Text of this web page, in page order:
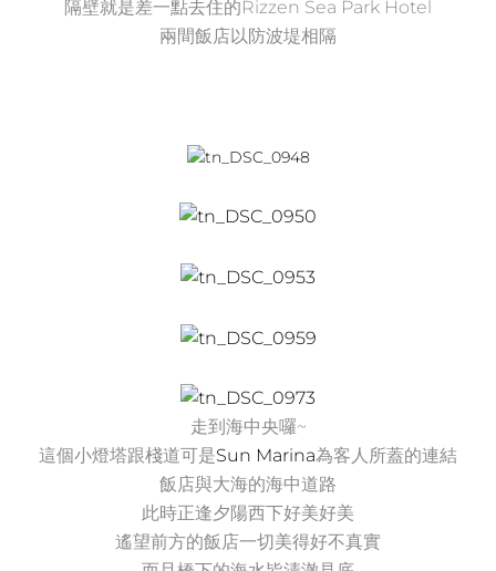
隔壁就是差一點去住的Rizzen Sea Park Hotel
兩間飯店以防波堤相隔
走到海中央囉~
這個小燈塔跟棧道可是Sun Marina為客人所蓋的連結
飯店與大海的海中道路
此時正逢夕陽西下好美好美
遙望前方的飯店一切美得好不真實